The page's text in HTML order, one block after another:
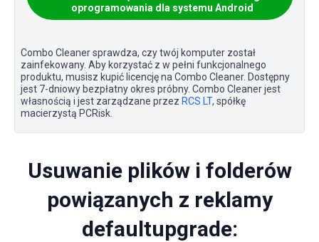
oprogramowania dla systemu Android
Combo Cleaner sprawdza, czy twój komputer został
zainfekowany. Aby korzystać z w pełni funkcjonalnego
produktu, musisz kupić licencję na Combo Cleaner. Dostępny
jest 7-dniowy bezpłatny okres próbny. Combo Cleaner jest
własnością i jest zarządzane przez RCS LT, spółkę
macierzystą PCRisk.
Usuwanie plików i folderów
powiązanych z reklamy
defaultupgrade: